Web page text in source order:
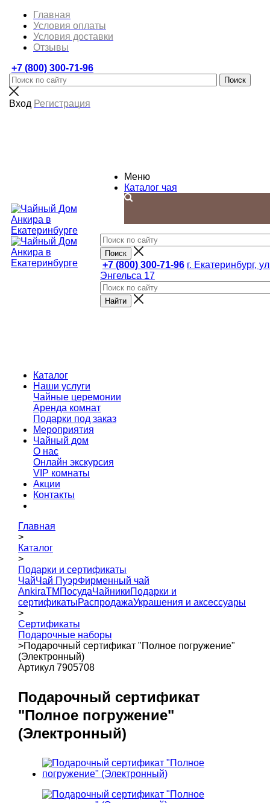
Главная
Условия оплаты
Условия доставки
Отзывы
+7 (800) 300-71-96
Вход Регистрация
Меню
Каталог чая
+7 (800) 300-71-96 г. Екатеринбург,
Энгельса 17
Каталог
Наши услуги
Чайные церемонии
Аренда комнат
Подарки под заказ
Мероприятия
Чайный дом
О нас
Онлайн экскурсия
VIP комнаты
Акции
Контакты
Главная
>
Каталог
>
Подарки и сертификаты
ЧайЧай ПуэрФирменный чай
AnkiraTM ПосудаЧайникиПодарки и
сертификатыРаспродажаУкрашения и аксессуары
>
Сертификаты
Подарочные наборы
>Подарочный сертификат "Полное погружение"
(Электронный)
Артикул 7905708
Подарочный сертификат
"Полное погружение"
(Электронный)